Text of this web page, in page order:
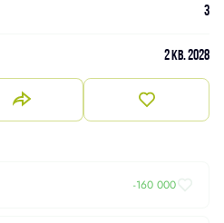
3
2 кв. 2028
-160 000